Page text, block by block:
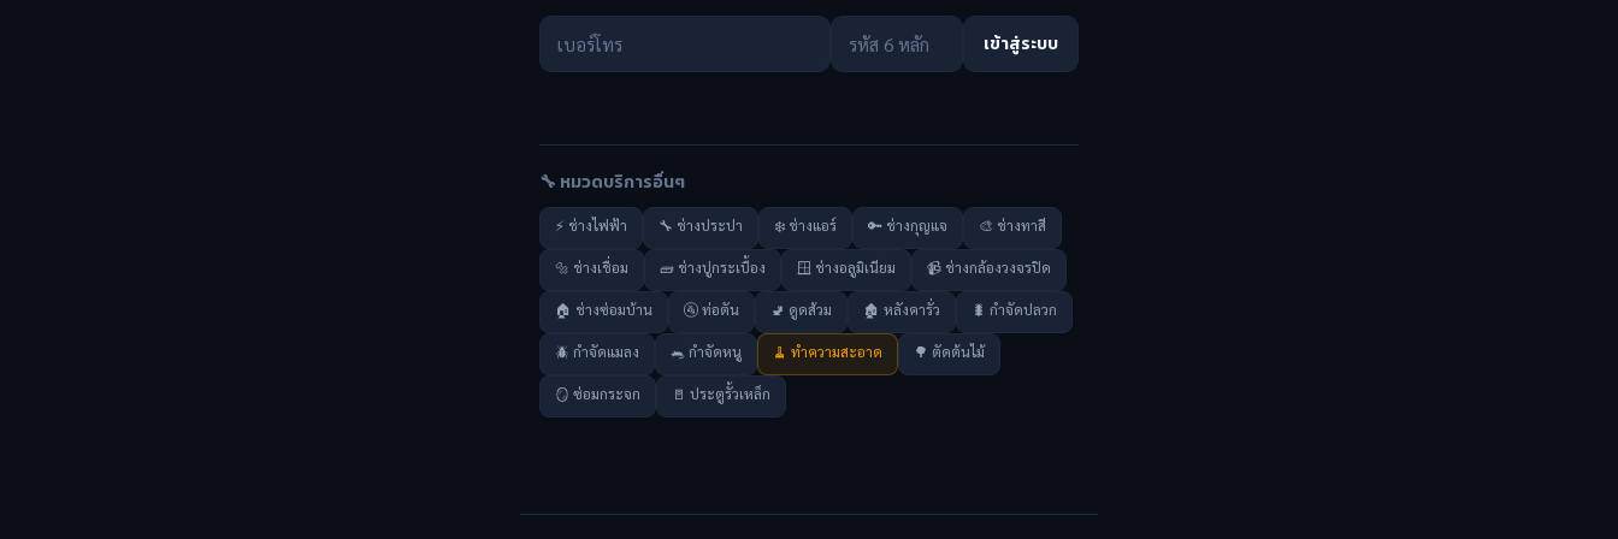
เข้าสู่ระบบ
🔧 หมวดบริการอื่นๆ
⚡ ช่างไฟฟ้า 🔧 ช่างประปา ❄️ ช่างแอร์ 🔑 ช่างกุญแจ 🎨 ช่างทาสี
🔩 ช่างเชื่อม 🧱 ช่างปูกระเบื้อง 🪟 ช่างอลูมิเนียม 📹 ช่างกล้องวงจรปิด
🏠 ช่างซ่อมบ้าน 🚰 ท่อตัน 🚽 ดูดส้วม 🏚️ หลังคารั่ว 🐛 กำจัดปลวก
🪲 กำจัดแมลง 🐀 กำจัดหนู 🧹 ทำความสะอาด 🌳 ตัดต้นไม้
🪞 ซ่อมกระจก 🚪 ประตูรั้วเหล็ก